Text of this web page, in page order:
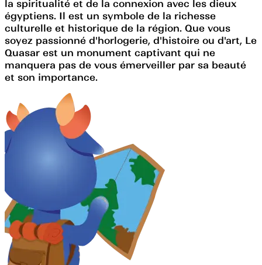
la spiritualité et de la connexion avec les dieux
égyptiens. Il est un symbole de la richesse
culturelle et historique de la région. Que vous
soyez passionné d'horlogerie, d'histoire ou d'art, Le
Quasar est un monument captivant qui ne
manquera pas de vous émerveiller par sa beauté
et son importance.